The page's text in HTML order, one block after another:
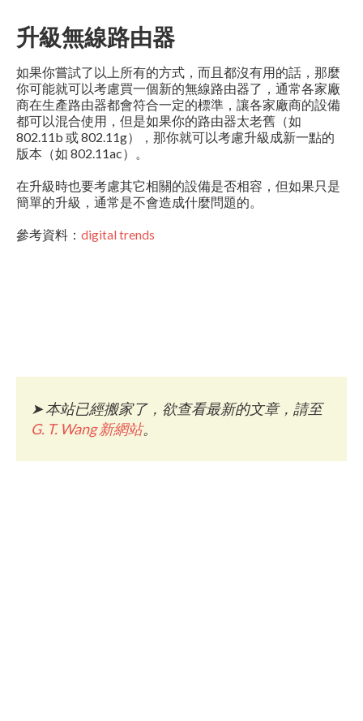
升級無線路由器
如果你嘗試了以上所有的方式，而且都沒有用的話，那麼
你可能就可以考慮買一個新的無線路由器了，通常各家廠
商在生產路由器都會符合一定的標準，讓各家廠商的設備
都可以混合使用，但是如果你的路由器太老舊（如
802.11b 或 802.11g），那你就可以考慮升級成新一點的
版本（如 802.11ac）。
在升級時也要考慮其它相關的設備是否相容，但如果只是
簡單的升級，通常是不會造成什麼問題的。
參考資料： digital trends
➤本站已經搬家了，欲查看最新的文章，請至
G. T. Wang 新網站。